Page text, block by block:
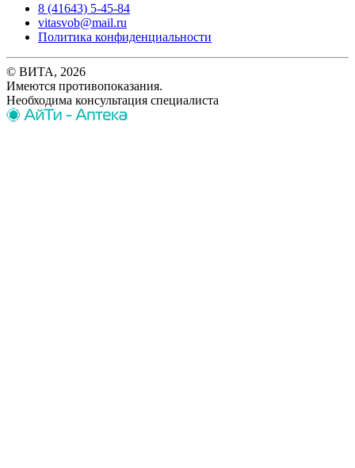
8 (41643) 5-45-84
vitasvob@mail.ru
Политика конфиденциальности
© ВИТА, 2026
Имеются противопоказания.
Необходима консультация специалиста